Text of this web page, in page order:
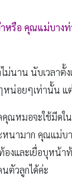
รือ คุณแม่บาง
นาน นับเวลา
น่อยๆเท่านั้น แ
คุณหมอจะใช้มี
ามาก คุณแม่บา
งและเยื่อบุหน้
นตัวลูกได้ค่ะ